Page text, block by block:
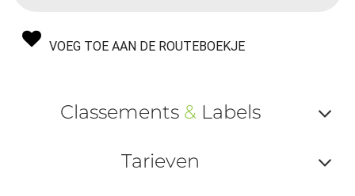
VOEG TOE AAN DE ROUTEBOEKJE
Classements &Labels
ou
Tarieven